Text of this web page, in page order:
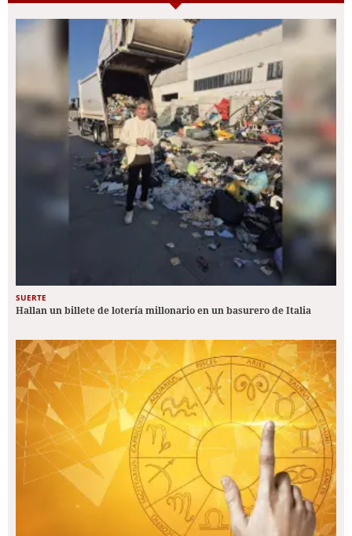
SUERTE
Hallan un billete de lotería millonario en un basurero de Italia